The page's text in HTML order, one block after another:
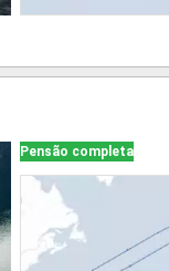
Pensão completa